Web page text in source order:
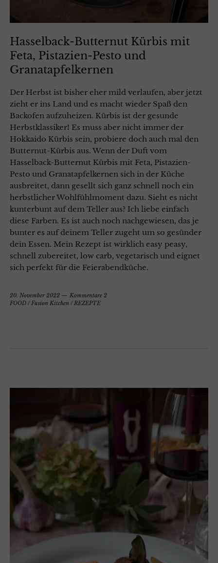
Hasselback-Butternut Kürbis mit
Feta, Pistazien-Pesto und
Granatapfelkernen
Der Herbst ist bisher eher mild verlaufen, aber jetzt
zieht er ins Land und es macht wieder Spaß den
Backofen aufzuheizen. Kürbis ist der gesunde
Herbstklassiker! Es muss aber nicht immer der
Hokkaido Kürbis sein, probiere doch auch mal den
Butternut-Kürbis aus. Wenn der Duft vom
Hasselback-Butternut Kürbis mit Feta, Pistazien-
Pesto und Granatapfelkernen sich in der Küche
ausbreitet, dann gesellt sich ganz schnell noch ein
herbstlicher Wohlfühlmoment dazu. Sieht es nicht
kunterbunt auf dem Teller aus? Ich liebe einfach
diese Farben. Es ist auch noch nachgewiesen, das je
bunter es auf deinem Teller zugeht um so gesünder
dein Essen. Mein Rezept ist wirklich easy peasy,
schnell zubereitet, low carb, vegetarisch und eignet
sich perfekt für die Feierabendküche.
20. November 2022
Kommentare 2
FOOD /Fusion Kitchen /REZEPTE